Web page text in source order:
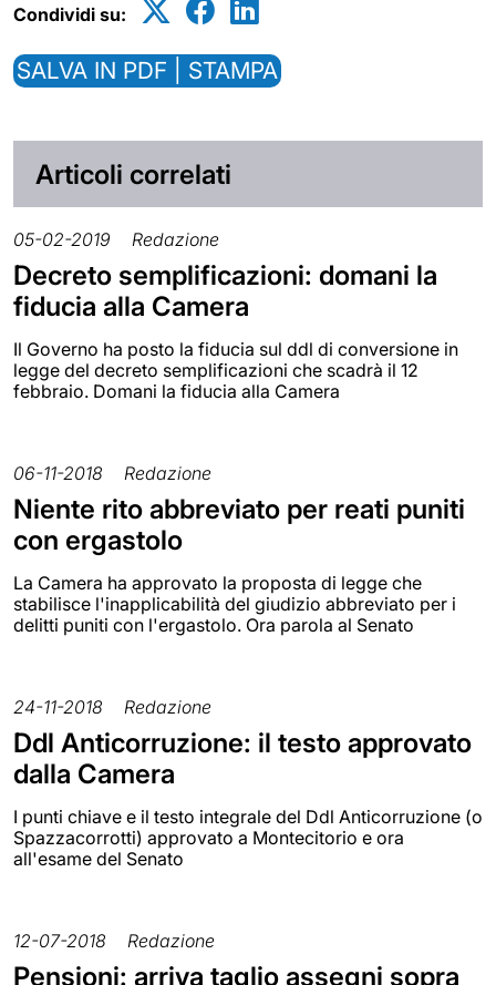
Condividi su:
SALVA IN PDF | STAMPA
Articoli correlati
05-02-2019 Redazione
Decreto semplificazioni: domani la
fiducia alla Camera
Il Governo ha posto la fiducia sul ddl di conversione in
legge del decreto semplificazioni che scadrà il 12
febbraio. Domani la fiducia alla Camera
06-11-2018 Redazione
Niente rito abbreviato per reati puniti
con ergastolo
La Camera ha approvato la proposta di legge che
stabilisce l'inapplicabilità del giudizio abbreviato per i
delitti puniti con l'ergastolo. Ora parola al Senato
24-11-2018 Redazione
Ddl Anticorruzione: il testo approvato
dalla Camera
I punti chiave e il testo integrale del Ddl Anticorruzione (o
Spazzacorrotti) approvato a Montecitorio e ora
all'esame del Senato
12-07-2018 Redazione
Pensioni: arriva taglio assegni sopra